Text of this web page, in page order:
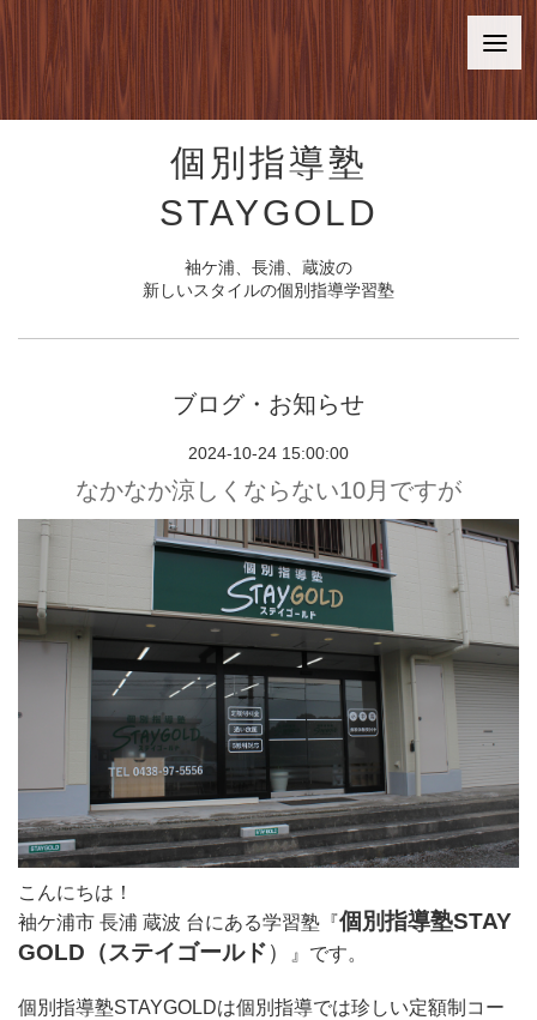
個別指導塾
STAYGOLD
袖ケ浦、長浦、蔵波の
新しいスタイルの個別指導学習塾
ブログ・お知らせ
2024-10-24 15:00:00
なかなか涼しくならない10月ですが
こんにちは！
袖ケ浦市 長浦 蔵波 台にある学習塾 『個別指導塾STAY
GOLD（ステイゴールド） 』 です。
個別指導塾STAYGOLDは個別指導では珍しい定額制コー